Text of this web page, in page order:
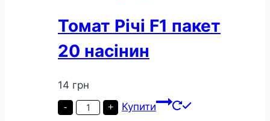
Томат Річі F1 пакет
20 насінин
14 грн
-
Томат
Річі
+ Купити